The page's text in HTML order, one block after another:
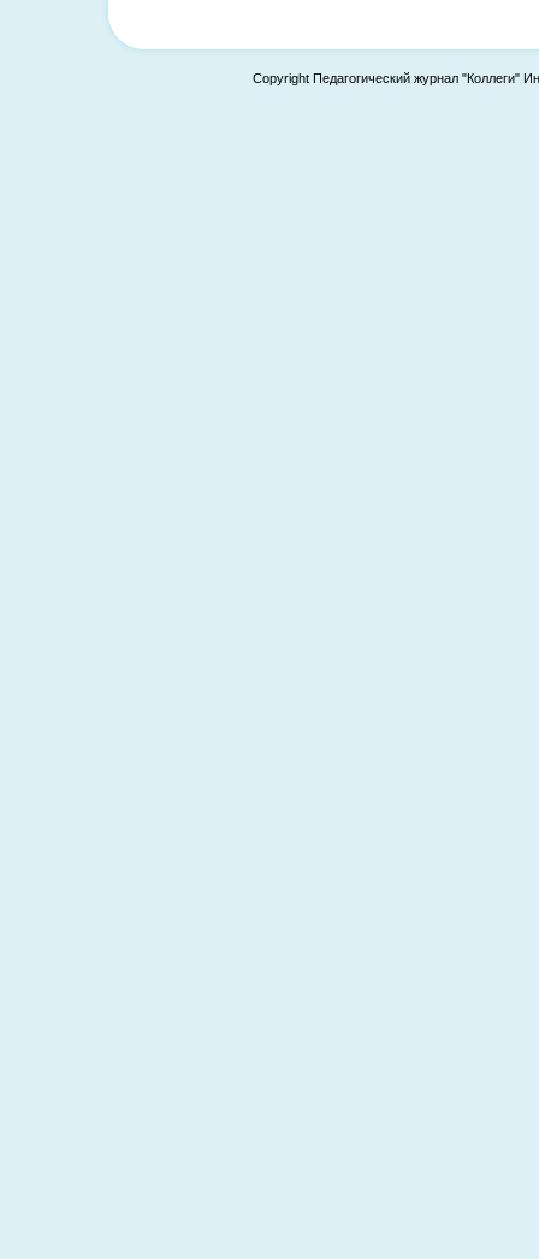
Copyright Педагогический журнал "Коллеги"